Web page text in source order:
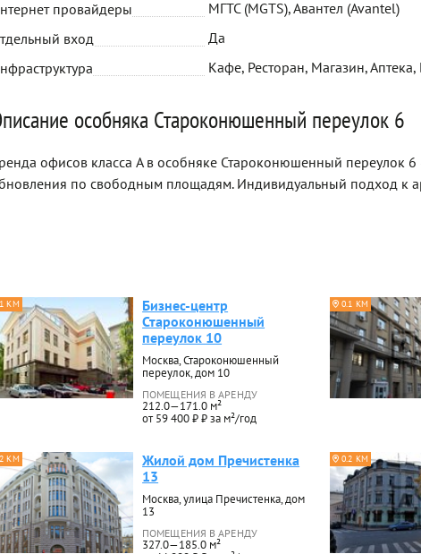
провайдеры
МГТС (MGTS), Авантел (Avantel)
вход
Да
Кафе, Ресторан, Магазин,
особняка Староконюшенный переулок 6
офисов класса A в особняке Староконюшенный переулок 6
по свободным площадям. Индивидуальный подход к
КМ
Бизнес-центр
Староконюшенный
переулок 10
Москва, Староконюшенный
переулок, дом 10
ПОМЕЩЕНИЯ В АРЕНДУ
212.0—171.0 м²
от 59 400 ₽ ₽ за м²/год
0.1 КМ
КМ
Жилой дом Пречистенка
13
Москва, улица Пречистенка, дом
13
ПОМЕЩЕНИЯ В АРЕНДУ
327.0—185.0 м²
0.2 КМ